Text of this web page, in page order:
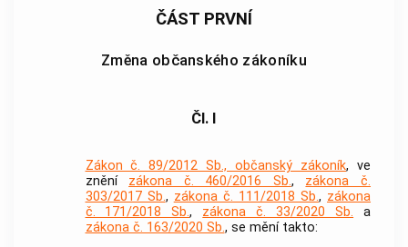
ČÁST PRVNÍ
Změna občanského zákoníku
Čl. I
Zákon č. 89/2012 Sb., občanský zákoník, ve
znění zákona č. 460/2016 Sb., zákona č.
303/2017 Sb., zákona č. 111/2018 Sb., zákona
č. 171/2018 Sb., zákona č. 33/2020 Sb. a
zákona č. 163/2020 Sb., se mění takto: